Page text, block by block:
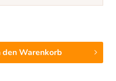
denWarenkorb